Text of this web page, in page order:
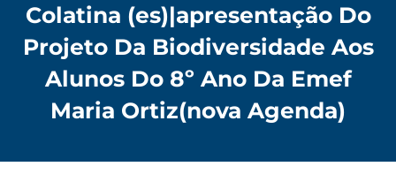
Colatina (es)|apresentação Do
Projeto Da Biodiversidade Aos
Alunos Do 8º Ano Da Emef
Maria Ortiz(nova Agenda)